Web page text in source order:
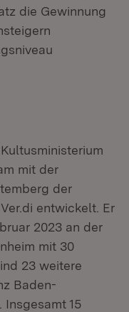
die Gewinnung
mit der
der
entwickelt. Er
2023 an der
in neuem Fenster)
mit 30
23 weitere
Baden-
15